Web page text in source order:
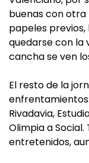
buenas con otra
papeles
quedarse con la
cancha se ven
El resto de la
Rivadavia,
Olimpia a
entretenidos,